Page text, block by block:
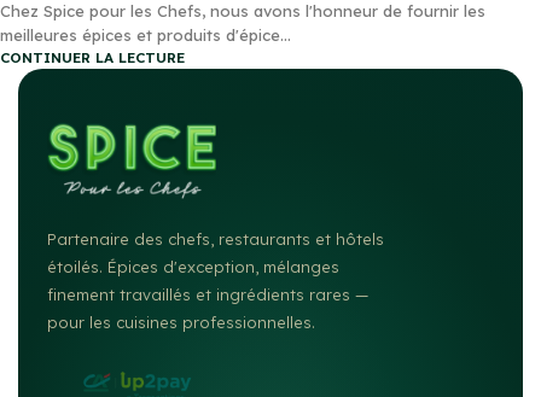
Chez Spice pour les Chefs, nous avons l'honneur de fournir les
meilleures épices et produits d'épice...
CONTINUER LA LECTURE
Partenaire des chefs, restaurants et hôtels
étoilés. Épices d'exception, mélanges
finement travaillés et ingrédients rares —
pour les cuisines professionnelles.